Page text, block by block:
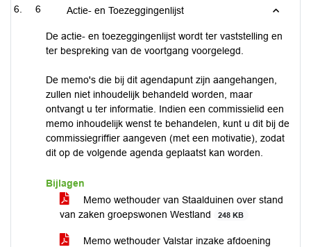
6 Actie- en Toezeggingenlijst
De actie- en toezeggingenlijst wordt ter vaststelling en
ter bespreking van de voortgang voorgelegd.
De memo's die bij dit agendapunt zijn aangehangen,
zullen niet inhoudelijk behandeld worden, maar
ontvangt u ter informatie. Indien een commissielid een
memo inhoudelijk wenst te behandelen, kunt u dit bij de
commissiegriffier aangeven (met een motivatie), zodat
dit op de volgende agenda geplaatst kan worden.
Bijlagen
Memo wethouder van Staalduinen over stand
van zaken groepswonen Westland
248 KB
Memo wethouder Valstar inzake afdoening